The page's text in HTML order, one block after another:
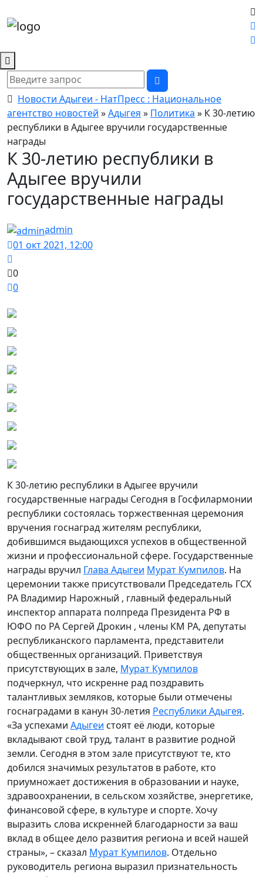
Новости Адыгеи - НатПресс : Национальное
агентство новостей »Адыгея » Политика » К 30-летию
республики в Адыгее вручили государственные
награды
К 30-летию республики в
Адыгее вручили
государственные награды
admin
01 окт 2021, 12:00
0
0
К 30-летию республики в Адыгее вручили
государственные награды Сегодня в Госфилармонии
республики состоялась торжественная церемония
вручения госнаград жителям республики,
добившимся выдающихся успехов в общественной
жизни и профессиональной сфере. Государственные
награды вручил Глава Адыгеи Мурат Кумпилов. На
церемонии также присутствовали Председатель ГСХ
РА Владимир Нарожный , главный федеральный
инспектор аппарата полпреда Президента РФ в
ЮФО по РА Сергей Дрокин , члены КМ РА, депутаты
республиканского парламента, представители
общественных организаций. Приветствуя
присутствующих в зале, Мурат Кумпилов
подчеркнул, что искренне рад поздравить
талантливых земляков, которые были отмечены
госнаградами в канун 30-летия Республики Адыгея.
«За успехами Адыгеи стоят её люди, которые
вкладывают свой труд, талант в развитие родной
земли. Сегодня в этом зале присутствуют те, кто
добился значимых результатов в работе, кто
приумножает достижения в образовании и науке,
здравоохранении, в сельском хозяйстве, энергетике,
финансовой сфере, в культуре и спорте. Хочу
выразить слова искренней благодарности за ваш
вклад в общее дело развития региона и всей нашей
страны», – сказал Мурат Кумпилов. Отдельно
руководитель региона выразил признательность